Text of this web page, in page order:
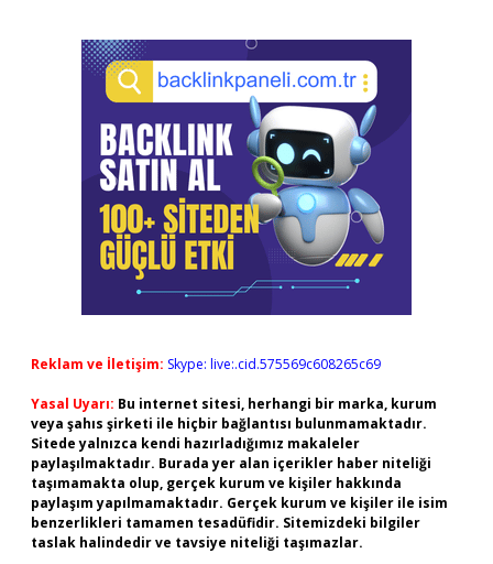
Reklam ve İletişim: Skype: live:.cid.575569c608265c69
Yasal Uyarı: Bu internet sitesi, herhangi bir marka, kurum
veya şahıs şirketi ile hiçbir bağlantısı bulunmamaktadır.
Sitede yalnızca kendi hazırladığımız makaleler
paylaşılmaktadır. Burada yer alan içerikler haber niteliği
taşımamakta olup, gerçek kurum ve kişiler hakkında
paylaşım yapılmamaktadır. Gerçek kurum ve kişiler ile isim
benzerlikleri tamamen tesadüfidir. Sitemizdeki bilgiler
taslak halindedir ve tavsiye niteliği taşımazlar.